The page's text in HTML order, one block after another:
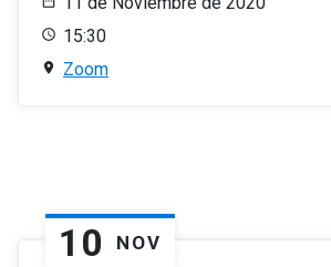
15:30
Zoom
10 NOV